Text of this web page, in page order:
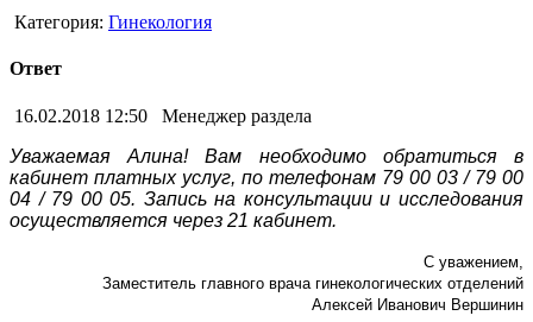
Категория: Гинекология
Ответ
16.02.2018 12:50
Менеджер раздела
Уважаемая Алина! Вам необходимо обратиться в
кабинет платных услуг, по телефонам 79 00 03 / 79 00
04 / 79 00 05. Запись на консультации и исследования
осуществляется через 21 кабинет.
С уважением,
Заместитель главного врача гинекологических отделений
Алексей Иванович Вершинин